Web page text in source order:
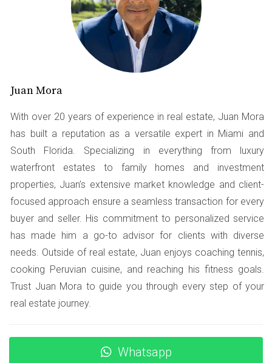
por una compañía local que le ofreció una cobertura
integral a un precio competitivo. Sin embargo, tuvo
problemas al momento de hacer una reclamación tras
un accidente menor.
atención al cliente no era la mejor. Pasó horas en línea
tratando de hablar con alguien sobre su reclamación.
Si necesitas ayuda con tu seguro, no dudes en
contactarme. Estoy aquí para orientarte.
Caso 2: María y su seguro de salud
María decidió asegurarse a través de un agente
recomendado por un amigo. Le ofrecieron un plan que
cubría varias especialidades médicas. Sin embargo, no le
explicaron bien las limitaciones del plan.
Cuando María necesitó ver a un especialista, descubrió
que no estaba cubierto por su póliza. Esto le generó
Juan Mora
With over 20 years of experience in real estate, Juan Mora
has built a reputation as a versatile expert in Miami and
South Florida. Specializing in everything from luxury
waterfront estates to family homes and investment
properties, Juan’s extensive market knowledge and client-
focused approach ensure a seamless transaction for every
buyer and seller. His commitment to personalized service
has made him a go-to advisor for clients with diverse
needs. Outside of real estate, Juan enjoys coaching tennis,
cooking Peruvian cuisine, and reaching his fitness goals.
Trust Juan Mora to guide you through every step of your
real estate journey.
Whatsapp